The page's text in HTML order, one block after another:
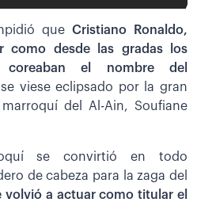
que Cristiano Ronaldo,
como desde las gradas los
coreaban el nombre del
viese eclipsado por la gran
del Al-Ain, Soufiane
se convirtió en todo
de cabeza para la zaga del
volvió a actuar como titular el